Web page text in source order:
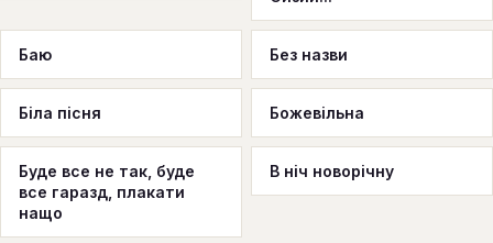
Баю Без назви
Біла пісня Божевільна
Буде все не так, буде
все гаразд, плакати
нащо
В ніч новорічну